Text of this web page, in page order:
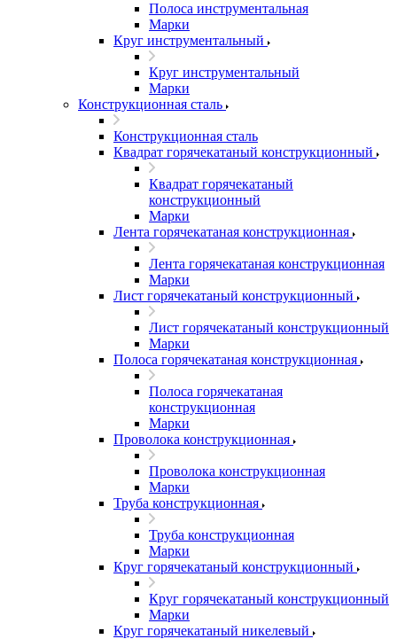
Полоса инструментальная
Марки
Круг инструментальный
Круг инструментальный
Марки
Конструкционная сталь
Конструкционная сталь
Квадрат горячекатаный конструкционный
Квадрат горячекатаный
конструкционный
Марки
Лента горячекатаная конструкционная
Лента горячекатаная конструкционная
Марки
Лист горячекатаный конструкционный
Лист горячекатаный конструкционный
Марки
Полоса горячекатаная конструкционная
Полоса горячекатаная
конструкционная
Марки
Проволока конструкционная
Проволока конструкционная
Марки
Труба конструкционная
Труба конструкционная
Марки
Круг горячекатаный конструкционный
Круг горячекатаный конструкционный
Марки
Круг горячекатаный никелевый